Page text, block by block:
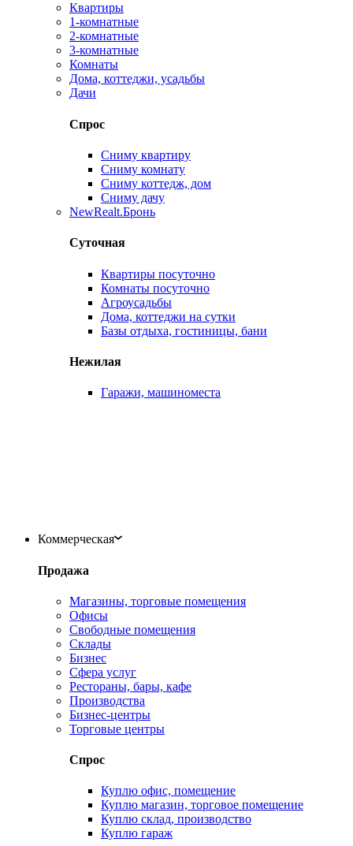
Квартиры
1-комнатные
2-комнатные
3-комнатные
Комнаты
Дома, коттеджи, усадьбы
Дачи
Спрос
Сниму квартиру
Сниму комнату
Сниму коттедж, дом
Сниму дачу
NewRealt.Бронь
Суточная
Квартиры посуточно
Комнаты посуточно
Агроусадьбы
Дома, коттеджи на сутки
Базы отдыха, гостиницы, бани
Нежилая
Гаражи, машиноместа
Коммерческая
Продажа
Магазины, торговые помещения
Офисы
Свободные помещения
Склады
Бизнес
Сфера услуг
Рестораны, бары, кафе
Производства
Бизнес-центры
Торговые центры
Спрос
Куплю офис, помещение
Куплю магазин, торговое помещение
Куплю склад, производство
Куплю гараж